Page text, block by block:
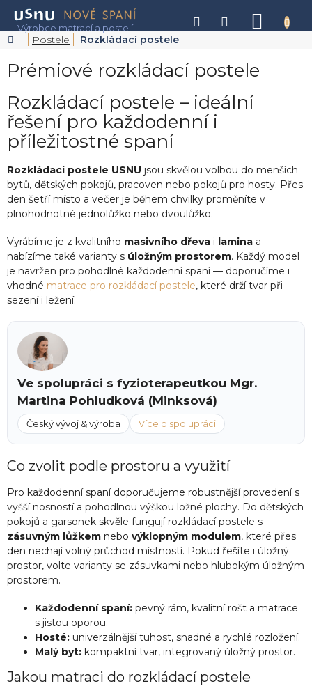
obsah
Domů
Postele Rozkládací postele
Prémiové rozkládací postele
Rozkládací postele – ideální
řešení pro každodenní i
příležitostné spaní
Rozkládací postele USNU jsou skvělou volbou do menších
bytů, dětských pokojů, pracoven nebo pokojů pro hosty. Přes
den šetří místo a večer je během chvilky proměníte v
plnohodnotné jednolůžko nebo dvoulůžko.
Vyrábíme je z kvalitního masivního dřeva i lamina a
nabízíme také varianty s úložným prostorem. Každý model
je navržen pro pohodlné každodenní spaní — doporučíme i
vhodné matrace pro rozkládací postele, které drží tvar při
sezení i ležení.
Ve spolupráci s fyzioterapeutkou Mgr.
Martina Pohludková (Minksová)
Český vývoj & výroba Více o spolupráci
Co zvolit podle prostoru a využití
Pro každodenní spaní doporučujeme robustnější provedení s
vyšší nosností a pohodlnou výškou ložné plochy. Do dětských
pokojů a garsonek skvěle fungují rozkládací postele s
zásuvným lůžkem nebo výklopným modulem, které přes
den nechají volný průchod místností. Pokud řešíte i úložný
prostor, volte varianty se zásuvkami nebo hlubokým úložným
prostorem.
Každodenní spaní: pevný rám, kvalitní rošt a matrace
s jistou oporou.
Hosté: univerzálnější tuhost, snadné a rychlé rozložení.
Malý byt: kompaktní tvar, integrovaný úložný prostor.
Jakou matraci do rozkládací postele